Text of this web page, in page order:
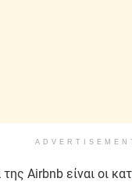
Airbnb είναι οι